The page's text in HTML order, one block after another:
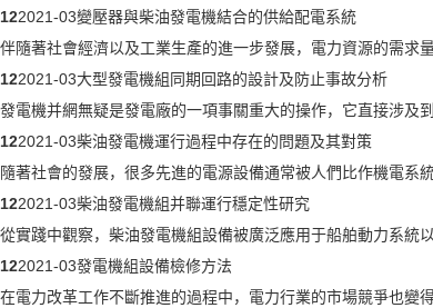
122021-03變壓器與柴油發電機結合的供給配電系統
伴隨著社會經濟以及工業生產的進一步發展，電力資源的需求
122021-03大型發電機組同期回路的設計及防止事故分析
發電機并網無疑是發電廠的一項事關重大的操作，它直接涉及
122021-03柴油發電機運行過程中存在的問題及其對策
隨著社會的發展，很多先進的電源設備通常被人們比作機電系
122021-03柴油發電機組并聯運行穩定性研究
從實踐中觀察，柴油發電機組設備被廣泛應用于船舶動力系統
122021-03發電機組設備檢修方法
在電力改革工作不斷推進的過程中，電力行業的市場競爭也變